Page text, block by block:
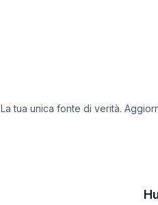
La tua unica fonte di verità.